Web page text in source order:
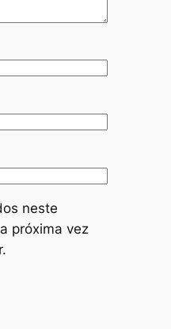
neste
próxima vez